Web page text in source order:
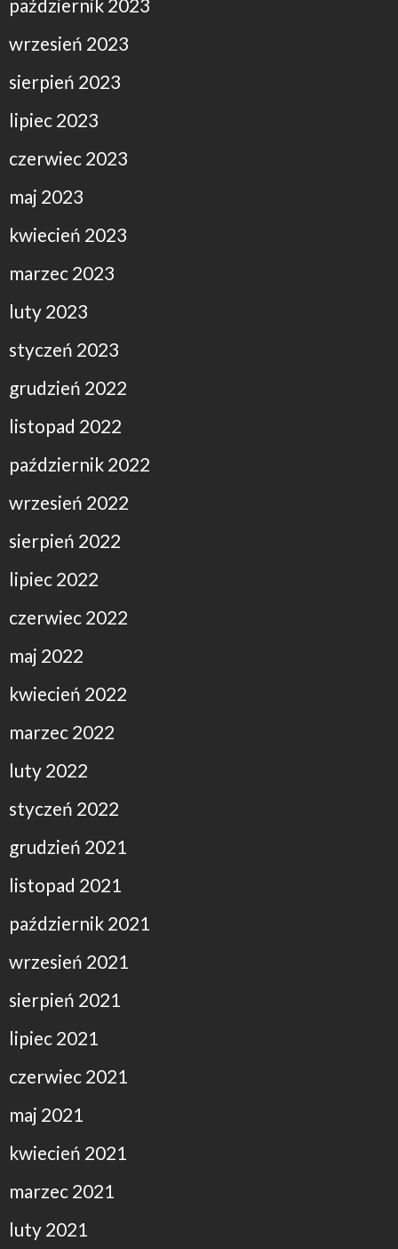
październik 2023
wrzesień 2023
sierpień 2023
lipiec 2023
czerwiec 2023
maj 2023
kwiecień 2023
marzec 2023
luty 2023
styczeń 2023
grudzień 2022
listopad 2022
październik 2022
wrzesień 2022
sierpień 2022
lipiec 2022
czerwiec 2022
maj 2022
kwiecień 2022
marzec 2022
luty 2022
styczeń 2022
grudzień 2021
listopad 2021
październik 2021
wrzesień 2021
sierpień 2021
lipiec 2021
czerwiec 2021
maj 2021
kwiecień 2021
marzec 2021
luty 2021